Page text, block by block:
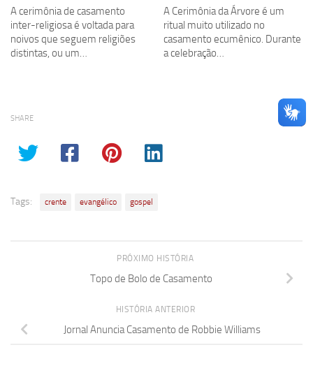
A cerimônia de casamento
inter-religiosa é voltada para
noivos que seguem religiões
distintas, ou um…
A Cerimônia da Árvore é um
ritual muito utilizado no
casamento ecumênico. Durante
a celebração…
SHARE
Tags: crente evangélico gospel
PRÓXIMO HISTÓRIA
Topo de Bolo de Casamento
HISTÓRIA ANTERIOR
Jornal Anuncia Casamento de Robbie Williams